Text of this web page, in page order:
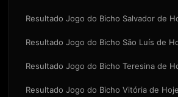
Resultado Jogo do Bicho Salvador de
Resultado Jogo do Bicho São Luís de
Resultado Jogo do Bicho Teresina de
Resultado Jogo do Bicho Vitória de Hoje